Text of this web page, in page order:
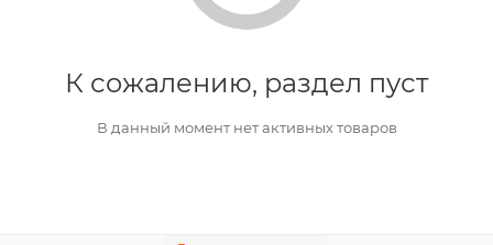
К сожалению, раздел пуст
В данный момент нет активных товаров